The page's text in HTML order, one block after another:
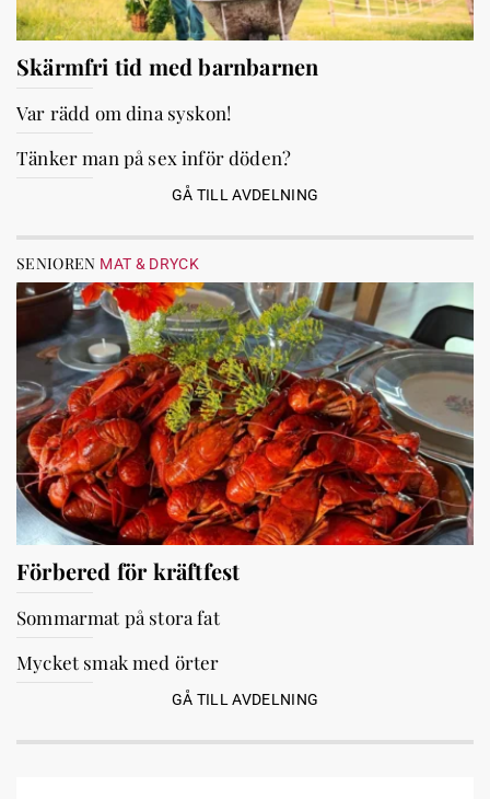
Skärmfri tid med barnbarnen
Var rädd om dina syskon!
Tänker man på sex inför döden?
GÅ TILL AVDELNING
SENIOREN MAT & DRYCK
Förbered för kräftfest
Sommarmat på stora fat
Mycket smak med örter
GÅ TILL AVDELNING